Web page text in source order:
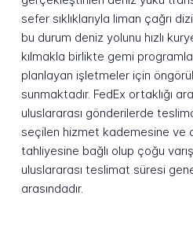
sefer sıklıklarıyla liman çağrı
bu durum deniz yolunu hızlı
kılmakla birlikte gemi
planlayan işletmeler için
sunmaktadır. FedEx ortaklığı
uluslararası gönderilerde
seçilen hizmet kademesine ve
tahliyesine bağlı olup çoğu
uluslararası teslimat süresi
arasındadır.